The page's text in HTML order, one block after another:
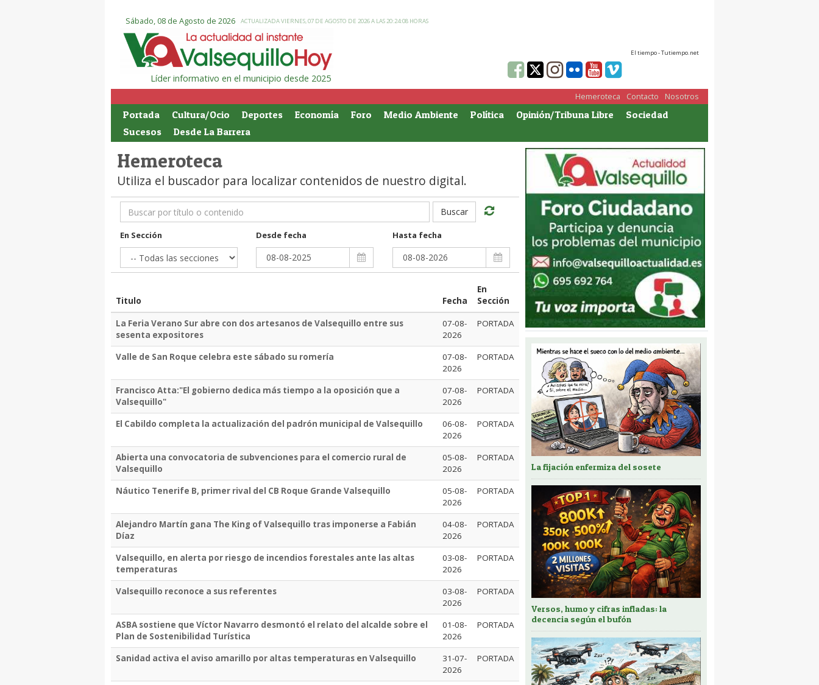
Sábado, 08 de Agosto de 2026 ACTUALIZADA VIERNES, 07 DE AGOSTO DE 2026 A LAS 20:24:08 HORAS
Líder informativo en el municipio desde 2025
El tiempo - Tutiempo.net
Nosotros
Contacto
Hemeroteca
Portada Cultura/Ocio Deportes Economía Foro Medio Ambiente Política Opinión/Tribuna Libre
Sociedad
Sucesos
Desde La Barrera
Hemeroteca
Utiliza el buscador para localizar contenidos de nuestro digital.
Buscar
En Sección Desde fecha Hasta fecha
Titulo Fecha
En
Sección
La Feria Verano Sur abre con dos artesanos de Valsequillo entre sus
sesenta expositores
07-08-
2026
PORTADA
Valle de San Roque celebra este sábado su romería
07-08-
2026
PORTADA
Francisco Atta:"El gobierno dedica más tiempo a la oposición que a
Valsequillo"
07-08-
2026
PORTADA
El Cabildo completa la actualización del padrón municipal de Valsequillo
06-08-
2026
PORTADA
Abierta una convocatoria de subvenciones para el comercio rural de
Valsequillo
05-08-
2026
PORTADA
Náutico Tenerife B, primer rival del CB Roque Grande Valsequillo
05-08-
2026
PORTADA
Alejandro Martín gana The King of Valsequillo tras imponerse a Fabián
Díaz
04-08-
2026
PORTADA
Valsequillo, en alerta por riesgo de incendios forestales ante las altas
temperaturas
03-08-
2026
PORTADA
Valsequillo reconoce a sus referentes
03-08-
2026
PORTADA
ASBA sostiene que Víctor Navarro desmontó el relato del alcalde sobre el
Plan de Sostenibilidad Turística
01-08-
2026
PORTADA
Sanidad activa el aviso amarillo por altas temperaturas en Valsequillo
31-07-
2026
PORTADA
La fijación enfermiza del sosete
Versos, humo y cifras infladas: la
decencia según el bufón